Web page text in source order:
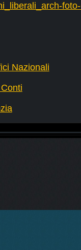
Nazionali